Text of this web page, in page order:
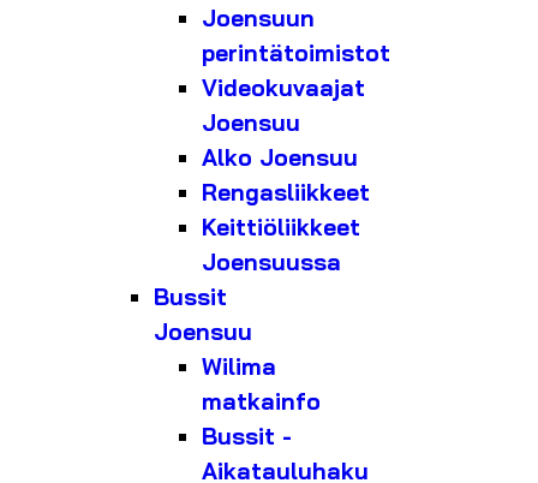
Joensuun
perintätoimistot
Videokuvaajat
Joensuu
Alko Joensuu
Rengasliikkeet
Keittiöliikkeet
Joensuussa
Bussit
Joensuu
Wilima
matkainfo
Bussit -
Aikatauluhaku